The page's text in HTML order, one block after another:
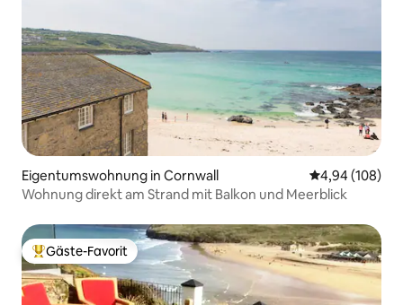
Eigentumswohnung in Cornwall
4,94 (108)
Wohnung direkt am Strand mit Balkon und Meerblick
Beliebter Gäste-Favorit.
Gäste-Favorit